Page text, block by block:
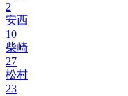
2
安西
10
柴崎
27
松村
23